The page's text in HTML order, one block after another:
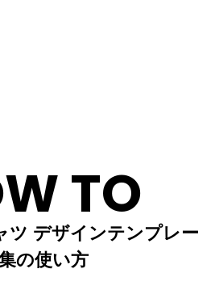
TO
ツ デザインテンプレー
集の使い方